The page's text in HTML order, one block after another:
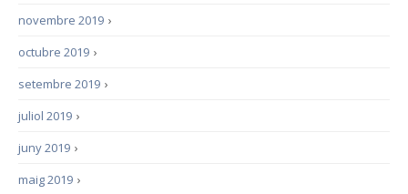
›
novembre 2019
›
octubre 2019
›
setembre 2019
›
juliol 2019
›
juny 2019
›
maig 2019